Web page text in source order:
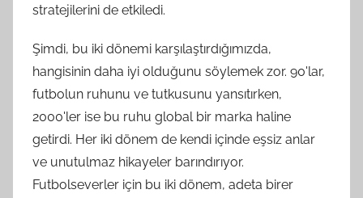
stratejilerini de etkiledi.
Şimdi, bu iki dönemi karşılaştırdığımızda,
hangisinin daha iyi olduğunu söylemek zor. 90'lar,
futbolun ruhunu ve tutkusunu yansıtırken,
2000'ler ise bu ruhu global bir marka haline
getirdi. Her iki dönem de kendi içinde eşsiz anlar
ve unutulmaz hikayeler barındırıyor.
Futbolseverler için bu iki dönem, adeta birer